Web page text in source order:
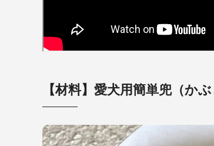
【材料】愛犬用簡単兜（か